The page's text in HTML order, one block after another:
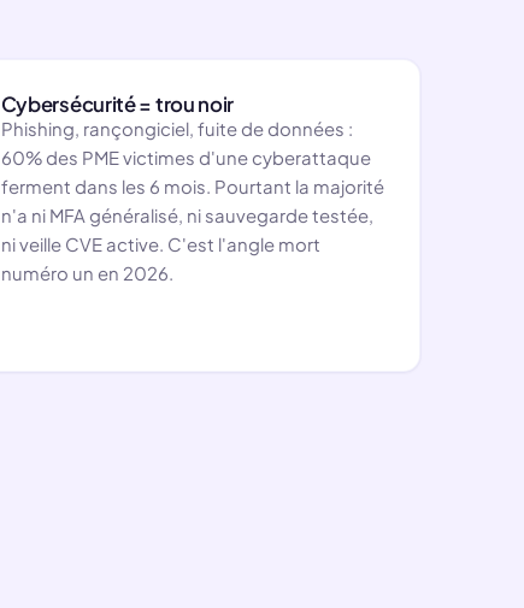
Cybersécurité = trou noir
Phishing, rançongiciel, fuite de données :
60% des PME victimes d'une cyberattaque
ferment dans les 6 mois. Pourtant la majorité
n'a ni MFA généralisé, ni sauvegarde testée,
ni veille CVE active. C'est l'angle mort
numéro un en 2026.